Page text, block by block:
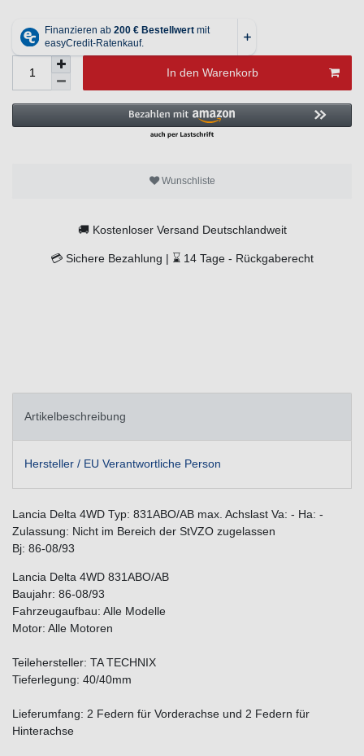
In den Warenkorb
Wunschliste
🚚 Kostenloser Versand Deutschlandweit
💳 Sichere Bezahlung | ⌛ 14 Tage - Rückgaberecht
Artikelbeschreibung
Hersteller / EU Verantwortliche Person
Lancia Delta 4WD Typ: 831ABO/AB max. Achslast Va: - Ha: -
Zulassung: Nicht im Bereich der StVZO zugelassen
Bj: 86-08/93
Lancia Delta 4WD 831ABO/AB
Baujahr: 86-08/93
Fahrzeugaufbau: Alle Modelle
Motor: Alle Motoren
Teilehersteller: TA TECHNIX
Tieferlegung: 40/40mm
Lieferumfang: 2 Federn für Vorderachse und 2 Federn für
Hinterachse